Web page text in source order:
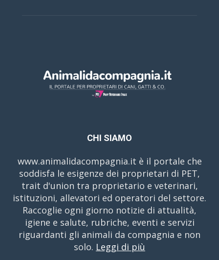
CHI SIAMO
www.animalidacompagnia.it è il portale che
soddisfa le esigenze dei proprietari di PET,
trait d'union tra proprietario e veterinari,
istituzioni, allevatori ed operatori del settore.
Raccoglie ogni giorno notizie di attualità,
igiene e salute, rubriche, eventi e servizi
riguardanti gli animali da compagnia e non
solo. Leggi di più